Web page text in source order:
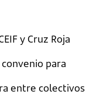
y Cruz Roja
para
entre colectivos